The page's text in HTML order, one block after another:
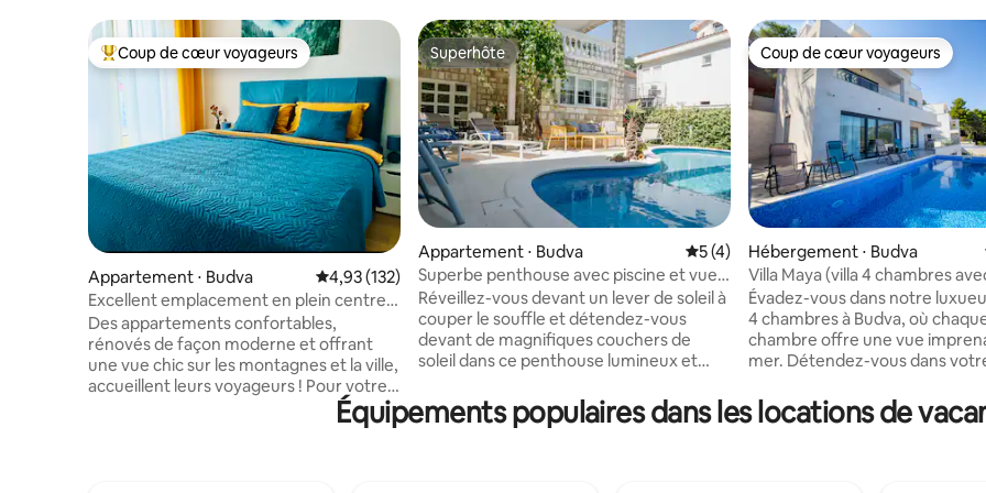
Coups de cœur voyageurs les plus appréciés
Coup de cœur voyageurs
Appartement ⋅ Budva Évaluation moyenne sur la base de 132 commentaires : 4,93 sur 5
4,93 (132)
Excellent emplacement en plein centre,
à 5 minutes de la mer, et parking
Des appartements confortables,
rénovés de façon moderne et offrant
une vue chic sur les montagnes et la ville,
accueillent leurs voyageurs ! Pour votre
confort, il y a 6 lits : 2 lits 160 et un grand
canapé-lit, 2 salles de bains avec douche,
Superhôte
Superhôte
Appartement ⋅ Budva Évaluation moyenne sur la base de 4
5 (4)
Superbe penthouse avec piscine et vues
panoramiques
Réveillez-vous devant un lever de soleil à
couper le souffle et détendez-vous
devant de magnifiques couchers de
soleil dans ce penthouse lumineux et
3 chambres confortables, de 2 salles de
bain modernes et d'un grand espace
Coup de cœur voyageurs
Coup de cœur voyageurs
Hébergement ⋅ Budva
Villa Maya (villa 4 chambres
la mer et piscine | 8 personnes)
Évadez-vous dans notre
4 chambres à Budva, où
chambre offre une vue
mer. Détendez-vous dans
de Budva. Chaque chambre
d'une salle de bain attenante,
Équipements populaires dans les locations de